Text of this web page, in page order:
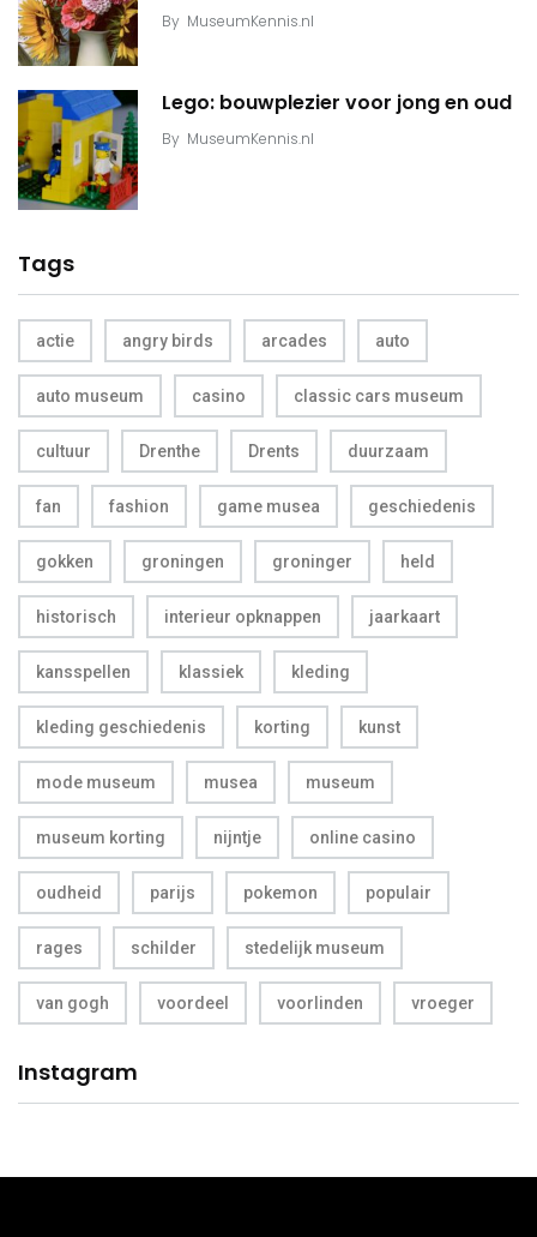
By MuseumKennis.nl
Lego: bouwplezier voor jong en oud
By MuseumKennis.nl
Tags
actie angry birds arcades auto
auto museum casino classic cars museum
cultuur Drenthe Drents duurzaam
fan fashion game musea geschiedenis
gokken groningen groninger held
historisch interieur opknappen jaarkaart
kansspellen klassiek kleding
kleding geschiedenis korting kunst
mode museum musea museum
museum korting nijntje online casino
oudheid parijs pokemon populair
rages schilder stedelijk museum
van gogh voordeel voorlinden vroeger
Instagram